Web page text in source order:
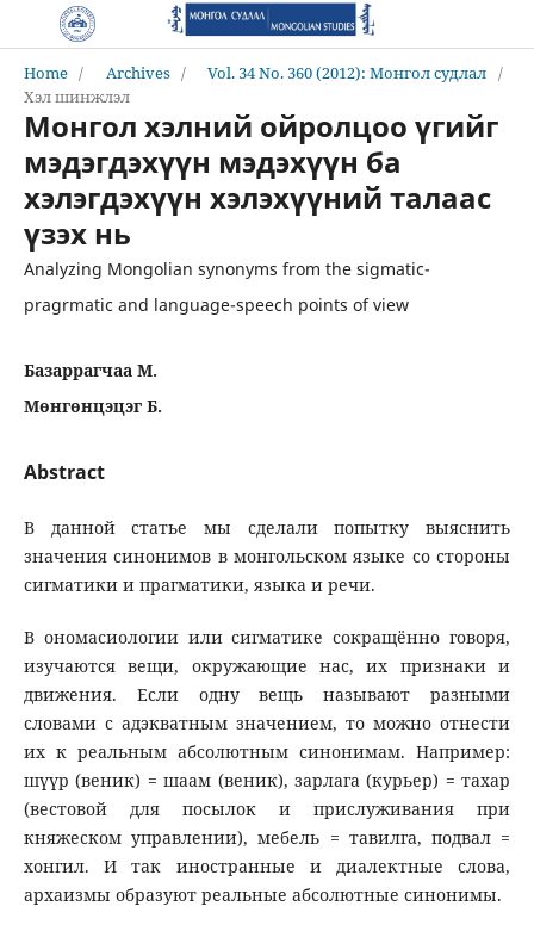
Home / Archives / Vol. 34 No. 360 (2012): Монгол судлал /
Хэл шинжлэл
Монгол хэлний ойролцоо үгийг
мэдэгдэхүүн мэдэхүүн ба
хэлэгдэхүүн хэлэхүүний талаас
үзэх нь
Analyzing Mongolian synonyms from the sigmatic-
pragrmatic and language-speech points of view
Базаррагчаа М.
Мөнгөнцэцэг Б.
Abstract
В данной статье мы сделали попытку выяснить
значения синонимов в монгольском языке со стороны
сигматики и прагматики, языка и речи.
В ономасиологии или сигматике сокращённо говоря,
изучаются вещи, окружающие нас, их признаки и
движения. Если одну вещь называют разными
словами с адэкватным значением, то можно отнести
их к реальным абсолютным синонимам. Например:
шүүр (веник) = шаам (веник), зарлага (курьер) = тахар
(вестовой для посылок и прислуживания при
княжеском управлении), мебель = тавилга, подвал =
хонгил. И так иностранные и диалектные слова,
архаизмы образуют реальные абсолютные синонимы.